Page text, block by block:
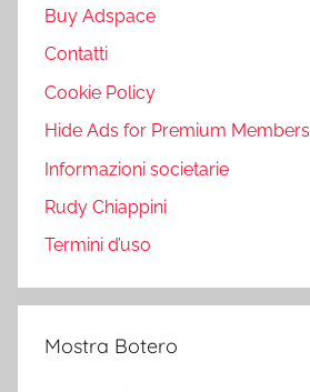
Buy Adspace
Contatti
Cookie Policy
Hide Ads for Premium Members
Informazioni societarie
Rudy Chiappini
Termini d’uso
Mostra Botero